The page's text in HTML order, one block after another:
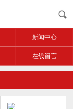
新闻中心
在线留言